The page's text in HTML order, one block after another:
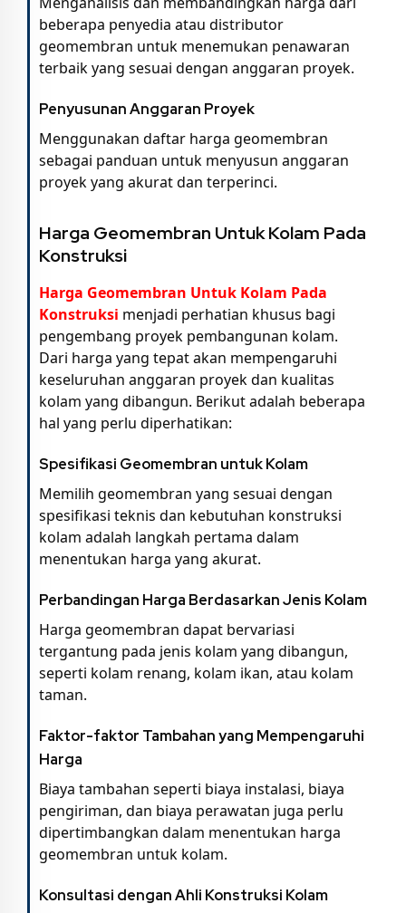
beberapa penyedia atau distributor
geomembran untuk menemukan penawaran
terbaik yang sesuai dengan anggaran proyek.
Penyusunan Anggaran Proyek
Menggunakan daftar harga geomembran
sebagai panduan untuk menyusun anggaran
proyek yang akurat dan terperinci.
Harga Geomembran Untuk Kolam Pada
Konstruksi
Harga Geomembran Untuk Kolam Pada
Konstruksi menjadi perhatian khusus bagi
pengembang proyek pembangunan kolam.
Dari harga yang tepat akan mempengaruhi
keseluruhan anggaran proyek dan kualitas
kolam yang dibangun. Berikut adalah beberapa
hal yang perlu diperhatikan:
Spesifikasi Geomembran untuk Kolam
Memilih geomembran yang sesuai dengan
spesifikasi teknis dan kebutuhan konstruksi
kolam adalah langkah pertama dalam
menentukan harga yang akurat.
Perbandingan Harga Berdasarkan Jenis Kolam
Harga geomembran dapat bervariasi
tergantung pada jenis kolam yang dibangun,
seperti kolam renang, kolam ikan, atau kolam
taman.
Faktor-faktor Tambahan yang Mempengaruhi
Harga
Biaya tambahan seperti biaya instalasi, biaya
pengiriman, dan biaya perawatan juga perlu
dipertimbangkan dalam menentukan harga
geomembran untuk kolam.
Konsultasi dengan Ahli Konstruksi Kolam